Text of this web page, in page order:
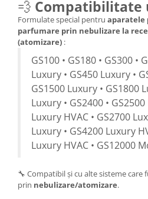
💨 Compatibilitate
Formulate special pentru aparatele
parfumare prin nebulizare la
(atomizare) :
GS100 • GS180 • GS300 •
Luxury • GS450 Luxury •
GS1500 Luxury • GS1800
Luxury • GS2400 •
Luxury HVAC • GS2700
Luxury • GS4200 Luxury
Luxury HVAC • GS12000
🔧 Compatibil și cu alte sisteme care
prin nebulizare/atomizare.